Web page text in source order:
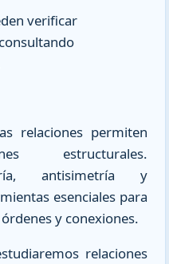
verificar
relaciones permiten
estructurales.
antisimetría y
esenciales para
y conexiones.
relaciones